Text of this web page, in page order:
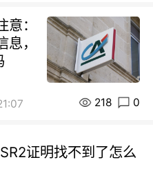
：
，
218 0
证明找不到了怎么